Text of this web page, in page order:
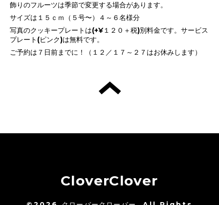
飾りのフルーツは季節で変更する場合があります。
サイズは１５ｃｍ（５号〜）４～６名様分
写真のクッキープレートは(+¥１２０＋税)別料金です。サービス
プレート(ピンク)は無料です。
ご予約は７日前までに！（１２／１７～２７はお休みします）
CloverClover